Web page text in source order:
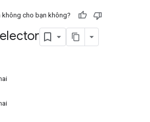
không cho bạn không?